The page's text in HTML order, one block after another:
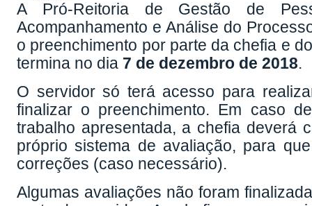
A Pró-Reitoria de Gestão de
Acompanhamento e Análise do
o preenchimento por parte da chefia e
termina no dia 7 de dezembro de 2018.
O servidor só terá acesso para
finalizar o preenchimento. Em caso
trabalho apresentada, a chefia deverá
próprio sistema de avaliação, para
correções (caso necessário).
Algumas avaliações não foram